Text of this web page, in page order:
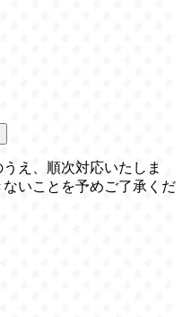
え、順次対応いたしま
いことを予めご了承くだ